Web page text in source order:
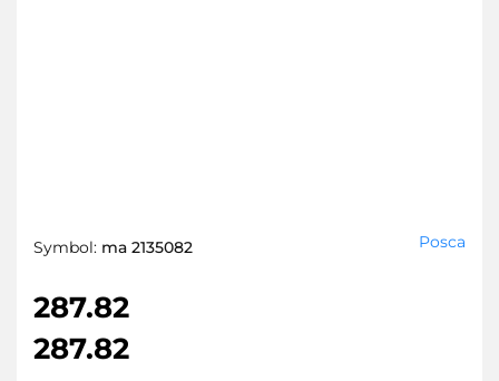
Symbol: ma 2135082 Posca
287.82
287.82